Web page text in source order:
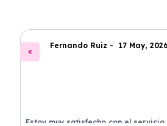
Fernando Ruiz - 17 May, 2026
Estoy muy satisfecho con el servicio